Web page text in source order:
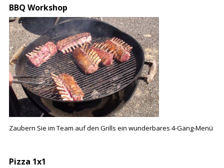
BBQ Workshop
Zaubern Sie im Team auf den Grills ein wunderbares 4-Gang-Menü
Pizza 1x1